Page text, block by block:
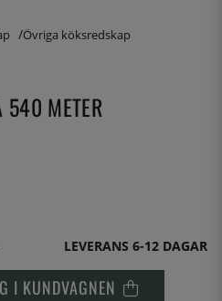
Övriga köksredskap
540 METER
LEVERANS 6-12 DAGAR
I KUNDVAGNEN